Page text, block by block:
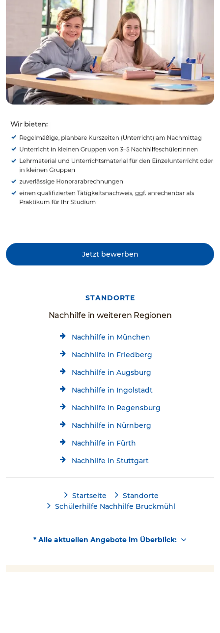
Jetzt bewerben
STANDORTE
Nachhilfe in weiteren Regionen
Nachhilfe in München
Nachhilfe in Friedberg
Nachhilfe in Augsburg
Nachhilfe in Ingolstadt
Nachhilfe in Regensburg
Nachhilfe in Nürnberg
Nachhilfe in Fürth
Nachhilfe in Stuttgart
Startseite
Standorte
Schülerhilfe Nachhilfe Bruckmühl
* Alle aktuellen Angebote im Überblick: